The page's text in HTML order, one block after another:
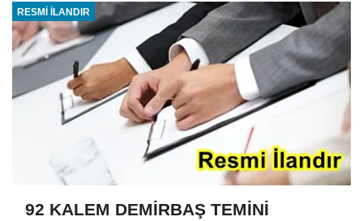
RESMİ İLANDIR
92 KALEM DEMİRBAŞ TEMİNİ